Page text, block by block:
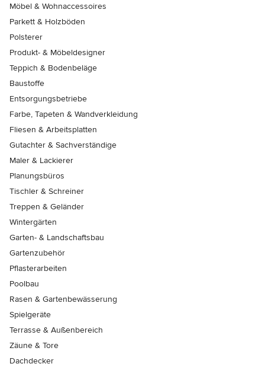
Möbel & Wohnaccessoires
Parkett & Holzböden
Polsterer
Produkt- & Möbeldesigner
Teppich & Bodenbeläge
Baustoffe
Entsorgungsbetriebe
Farbe, Tapeten & Wandverkleidung
Fliesen & Arbeitsplatten
Gutachter & Sachverständige
Maler & Lackierer
Planungsbüros
Tischler & Schreiner
Treppen & Geländer
Wintergärten
Garten- & Landschaftsbau
Gartenzubehör
Pflasterarbeiten
Poolbau
Rasen & Gartenbewässerung
Spielgeräte
Terrasse & Außenbereich
Zäune & Tore
Dachdecker